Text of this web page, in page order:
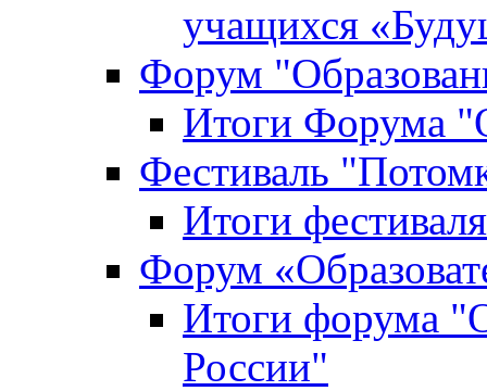
учащихся
Форум
Итоги Форума
Фестиваль
Итоги
Форум
Итоги форума
России"